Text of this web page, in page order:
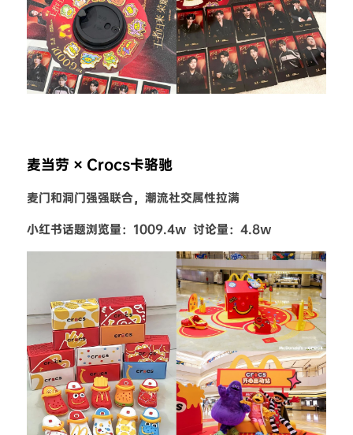
麦当劳 × Crocs卡骆驰
麦门和洞门强强联合，潮流社交属性拉满
小红书话题浏览量：1009.4w  讨论量：4.8w